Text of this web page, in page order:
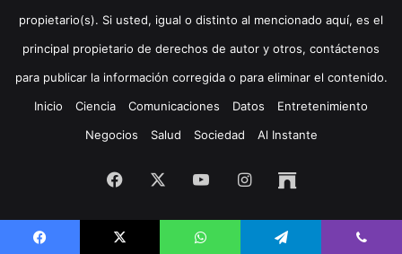
propietario(s). Si usted, igual o distinto al mencionado aquí, es el
principal propietario de derechos de autor y otros, contáctenos
para publicar la información corregida o para eliminar el contenido.
Inicio
Ciencia Comunicaciones Datos
Entretenimiento
Negocios
Salud Sociedad Al Instante
Facebook YouTubeInstagramArchive